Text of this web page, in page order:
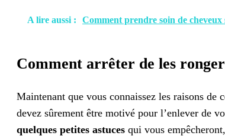
A lire aussi : Comment prendre soin de cheveux
Comment arrêter de les ronger
Maintenant que vous connaissez les raisons de
devez sûrement être motivé pour l’enlever de
quelques petites astuces qui vous